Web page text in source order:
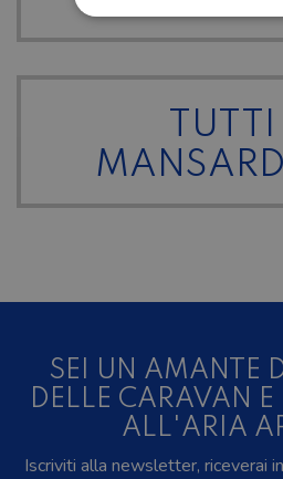
TUTTI
SEI UN AMANTE
DELLE CARAVAN
ALL'ARIA
Iscriviti alla newsletter, riceverai